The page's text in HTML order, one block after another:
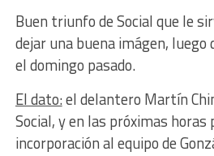
Buen triunfo de Social que le
dejar una buena imágen,
el domingo pasado.
El dato:el delantero Martín
Social, y en las próximas horas
incorporación al equipo de